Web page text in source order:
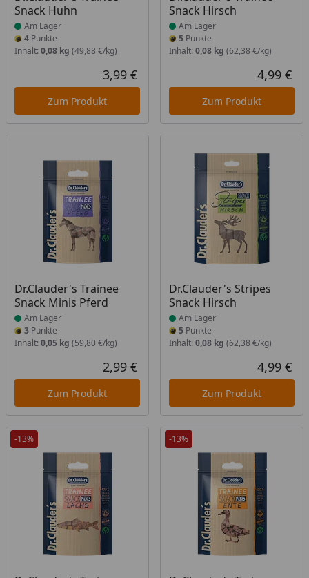
Snack Huhn
Am Lager
4 Punkte
Inhalt: 0,08 kg (49,88 €/kg)
Aktueller Preis
3,99 €
Zum Produkt
Snack Hirsch
Am Lager
5 Punkte
Inhalt: 0,08 kg (62,38 €/kg)
4,99 €
Zum Produkt
Dr.Clauder's Trainee
Snack Minis Pferd
Produkt am Lager
Am Lager
3 Punkte
Inhalt: 0,05 kg (59,80 €/kg)
Aktueller Preis
2,99 €
Zum Produkt
Dr.Clauder's Stripes
Snack Hirsch
Produkt am Lager
Am Lager
5 Punkte
Inhalt: 0,08 kg (62,38 €/kg)
4,99 €
Zum Produkt
-13% -13%